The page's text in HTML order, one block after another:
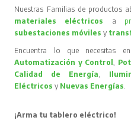
Nuestras Familias de productos
materiales eléctricos
a
subestaciones móvilesy
Encuentra lo que necesitas
Automatización y Control
Calidad de Energía
Eléctricos y Nuevas Energías
¡Arma tu tablero eléctrico!